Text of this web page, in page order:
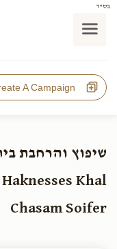
בס"ד
A Campaign
שיפוץ והרחבת
Khal
Chasam Soifer